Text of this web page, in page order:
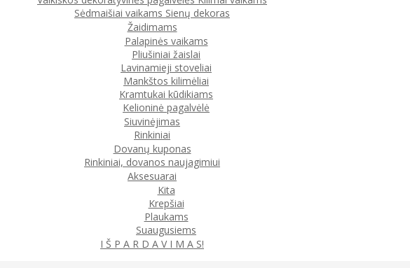
Sėdmaišiai vaikams Sienų dekoras
Žaidimams
Palapinės vaikams
Pliušiniai žaislai
Lavinamieji stoveliai
Mankštos kilimėliai
Kramtukai kūdikiams
Kelioninė pagalvėlė
Siuvinėjimas
Rinkiniai
Dovanų kuponas
Rinkiniai, dovanos naujagimiui
Aksesuarai
Kita
Krepšiai
Plaukams
Suaugusiems
I Š P A R D A V I M A S!